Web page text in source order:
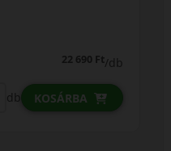
22 690 Ft/db
db KOSÁRBA